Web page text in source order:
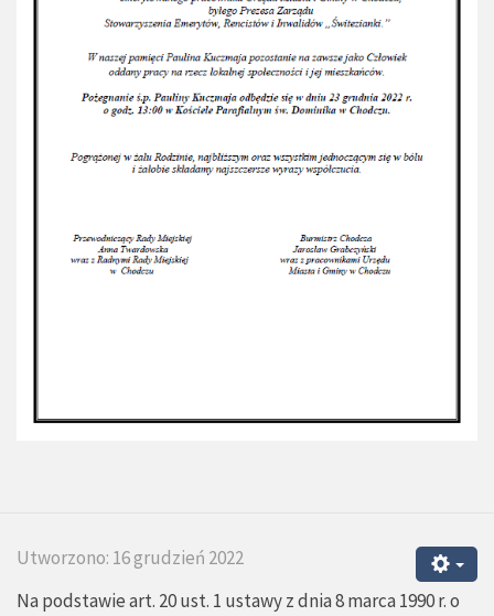
Utworzono: 16 grudzień 2022
Na podstawie art. 20 ust. 1 ustawy z dnia 8 marca 1990 r. o